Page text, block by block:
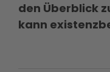
den Überblick
kann